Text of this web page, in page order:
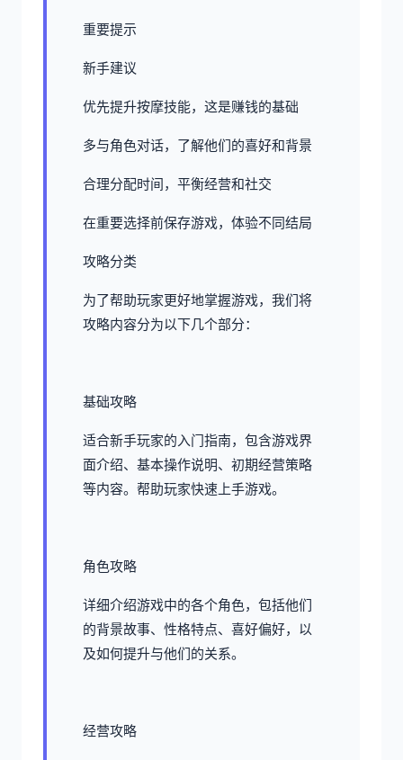
重要提示
新手建议
优先提升按摩技能，这是赚钱的基础
多与角色对话，了解他们的喜好和背景
合理分配时间，平衡经营和社交
在重要选择前保存游戏，体验不同结局
攻略分类
为了帮助玩家更好地掌握游戏，我们将
攻略内容分为以下几个部分：
基础攻略
适合新手玩家的入门指南，包含游戏界
面介绍、基本操作说明、初期经营策略
等内容。帮助玩家快速上手游戏。
角色攻略
详细介绍游戏中的各个角色，包括他们
的背景故事、性格特点、喜好偏好，以
及如何提升与他们的关系。
经营攻略